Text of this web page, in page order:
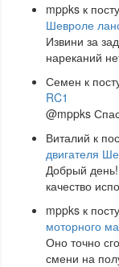
mppks к посту
Шевроле
Извини за
нареканий
Семен к
RC1
@mppks
Виталий к
двигателя
Добрый день!
качество
mppks к посту
моторного
Оно точно
смени на